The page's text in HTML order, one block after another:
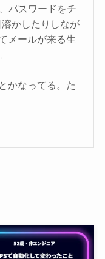
パスワードをチ
かしたりしなが
メールが来る生
かなってる。た